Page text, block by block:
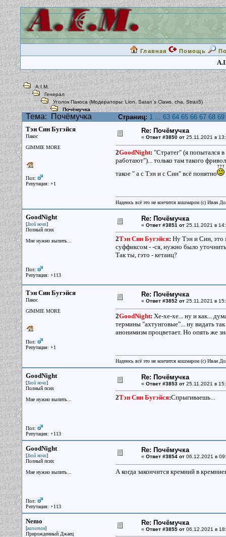
Главная Помощь
A.I.M.
Генерал
Уголок Пакоса (Модераторы:Lion Satan`s Claws, cha Strax5)
Почёмучка
Тема: Почёмучка Страниц: 1... 63 64 65 66 67 68 69
Тэн Син Бугэйся
Пакос
GIMMIE MORE
Пол:
Репутация: +1
Re: Почёмучка
« Ответ #3850 от25.11.2021 в
2GoodNight: "Стратег" (я попытался
работают")... только там такого
такое " а с Тэн и с Син" всё понятно
Надеюсь всё это не кончится кошмаром (c) Иван
GoodNight
[Злой ночи]
Полный псих
Мне нужно выпить...
Пол:
Репутация: +113
Re: Почёмучка
« Ответ #3851 от25.11.2021 в
2Тэн Син Бугэйся: Ну Тэн и Син, это
суффиксом - -ся, нужно было
Так ты, гэто - кетаиц?
Тэн Син Бугэйся
Пакос
GIMMIE MORE
Пол:
Репутация: +1
Re: Почёмучка
« Ответ #3852 от25.11.2021 в
2GoodNight: Хе-хе-хе... ну и как...
термины "ахтунговые"... ну видать
анонимизм процветает. Но опять же
Надеюсь всё это не кончится кошмаром (c) Иван
GoodNight
[Злой ночи]
Полный псих
Мне нужно выпить...
Пол:
Репутация: +113
Re: Почёмучка
« Ответ #3853 от25.11.2021 в
2Тэн Син Бугэйся:Спрыгиваешь...
GoodNight
[Злой ночи]
Полный псих
Мне нужно выпить...
Пол:
Репутация: +113
Re: Почёмучка
« Ответ #3854 от06.12.2021 в
А когда закончится кремний в
Nemo
[капитан]
Прирожденный Джаец
Re: Почёмучка
« Ответ #3855 от06.12.2021 в